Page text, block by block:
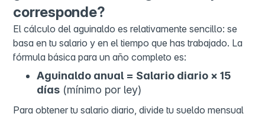
corresponde?
El cálculo del aguinaldo es relativamente sencillo: se
basa en tu salario y en el tiempo que has trabajado. La
fórmula básica para un año completo es:
Aguinaldo anual = Salario diario × 15
días (mínimo por ley)
Para obtener tu salario diario, divide tu sueldo mensual